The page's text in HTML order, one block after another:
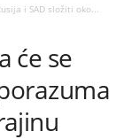
i SAD složiti oko...
će se